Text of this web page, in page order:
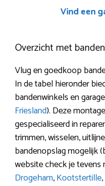
Vind een
Overzicht met
Vlug en goedkoop
In de tabel hieronder
bandenwinkels en
Friesland). Deze
gespecialiseerd in
trimmen, wisselen,
bandenopslag mogelijk
website check je tevens
Drogeham,Kootstertille,